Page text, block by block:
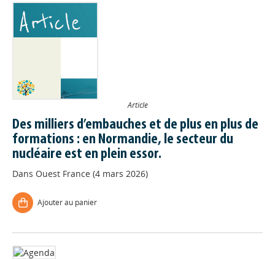
Article
Des milliers d’embauches et de plus en plus de
formations : en Normandie, le secteur du
nucléaire est en plein essor.
Dans Ouest France (4 mars 2026)
Ajouter au panier